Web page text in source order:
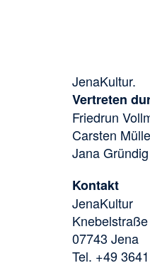
JenaKultur.
Vertreten
Friedrun
Carsten
Jana Gründig
Kontakt
JenaKultur
07743 Jena
Tel. +49